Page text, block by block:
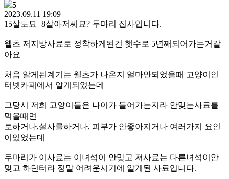
5
2023.09.11 19:09
15살노묘+8살아저씨묘? 두마리 집사입니다.
웰츠 저지방사료로 정착하게된건 햇수로 5년째되어가는거같
아요
처음 알게된계기는 웰츠가 나온지 얼마안되었을때 고양이인
터넷카페에서 알게되었는데
그당시 저희 고양이들은 나이가 들어가는지라 안맞는사료를
먹을때면
토하거나,설사를하거나, 피부가 안좋아지거나 여러가지 요인
이있었는데
두마리가 이사료는 이녀석이 안맞고 저사료는 다른녀석이안
맞고 하던터라 정말 어려운시기에 알게된 사료입니다.